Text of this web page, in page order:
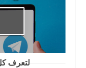
لتعرف